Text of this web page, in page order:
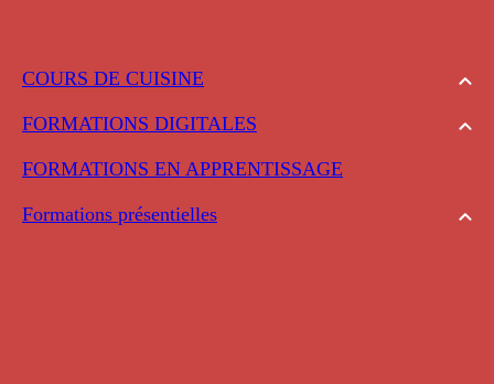
COURS DE CUISINE
FORMATIONS DIGITALES
FORMATIONS EN APPRENTISSAGE
Formations présentielles